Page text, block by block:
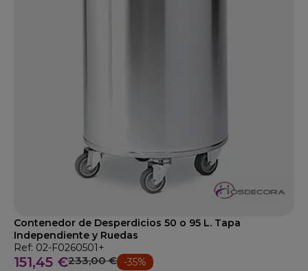
Contenedor de Desperdicios 50 o 95 L. Tapa
Independiente y Ruedas
Ref: 02-F0260501+
151,45 €233,00 € -35%